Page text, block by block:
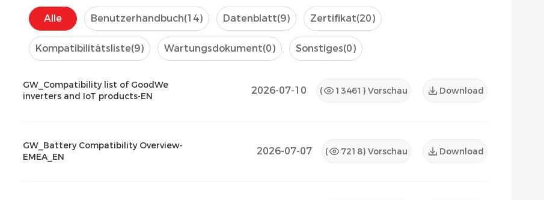
Alle Benutzerhandbuch(14) Datenblatt(9) Zertifikat(20)
Kompatibilitätsliste(9) Wartungsdokument(0) Sonstiges(0)
GW_Compatibility list of GoodWe
inverters and IoT products-EN
2026-07-10 ( 13461 ) Vorschau Download
GW_Battery Compatibility Overview-
EMEA_EN
2026-07-07 ( 7218) Vorschau Download